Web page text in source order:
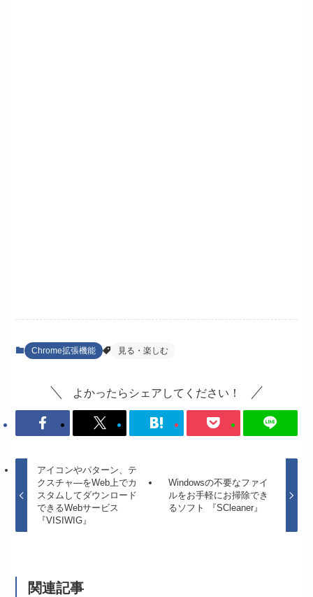
Chrome拡張機能 見る・楽しむ
よかったらシェアしてください！
アイコンやパターン、テ
クスチャ―をWeb上でカ
スタムしてダウンロード
できるWebサービス
『VISIWIG』
Windowsの不要なファイ
ルをお手軽にお掃除でき
るソフト 『SCleaner』
関連記事